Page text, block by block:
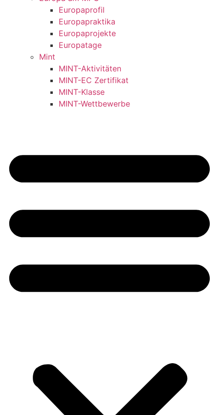
Europaprofil
Europapraktika
Europaprojekte
Europatage
Mint
MINT-Aktivitäten
MINT-EC Zertifikat
MINT-Klasse
MINT-Wettbewerbe